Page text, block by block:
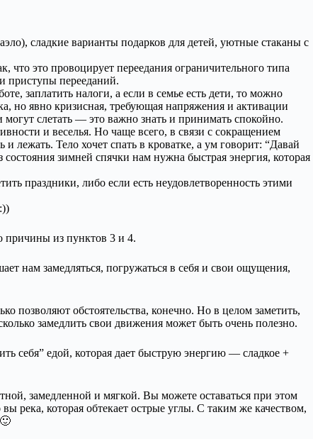
сладкие варианты подарков для детей, уютные стаканы с
что это провоцирует переедания ограничительного типа
приступы перееданий.
заплатить налоги, а если в семье есть дети, то можно
но явно кризисная, требующая напряжения и активации
слетать — это важно знать и принимать спокойно.
и веселья. Но чаще всего, в связи с сокращением
лежать. Тело хочет спать в кроватке, а ум говорит: “Давай
зимней спячки нам нужна быстрая энергия, которая
праздники, либо если есть неудовлетворенность этими
причины из пунктов 3 и 4.
нам замедляться, погружаться в себя и свои ощущения,
позволяют обстоятельства, конечно. Но в целом заметить,
замедлить свои движения может быть очень полезно.
себя” едой, которая дает быструю энергию — сладкое +
замедленной и мягкой. Вы можете оставаться при этом
река, которая обтекает острые углы. С таким же качеством,